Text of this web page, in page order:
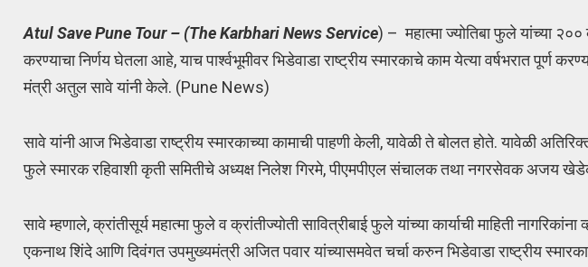
Atul Save Pune Tour – (The Karbhari News Service) – महात्मा ज्योतिबा फुले यांच्या
करण्याचा निर्णय घेतला आहे, याच पार्श्वभूमीवर भिडेवाडा राष्ट्रीय स्मारकाचे काम येत्या वर्षभरात पूर्ण
मंत्री अतुल सावे यांनी केले. (Pune News)
सावे यांनी आज भिडेवाडा राष्ट्रीय स्मारकाच्या कामाची पाहणी केली, यावेळी ते बोलत होते. यावेळी
फुले स्मारक रहिवाशी कृती समितीचे अध्यक्ष निलेश गिरमे, पीएमपीएल संचालक तथा नगरसेवक अजय
सावे म्हणाले, क्रांतीसूर्य महात्मा फुले व क्रांतीज्योती सावित्रीबाई फुले यांच्या कार्याची माहिती
एकनाथ शिंदे आणि दिवंगत उपमुख्यमंत्री अजित पवार यांच्यासमवेत चर्चा करुन भिडेवाडा राष्ट्रीय